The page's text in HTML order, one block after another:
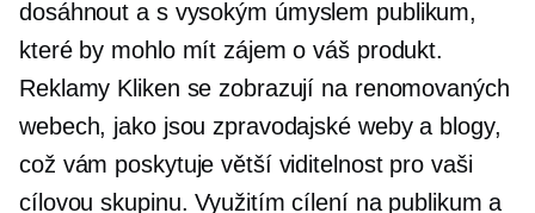
dosáhnout a s vysokým úmyslem publikum,
které by mohlo mít zájem o váš produkt.
Reklamy Kliken se zobrazují na renomovaných
webech, jako jsou zpravodajské weby a blogy,
což vám poskytuje větší viditelnost pro vaši
cílovou skupinu. Využitím cílení na publikum a